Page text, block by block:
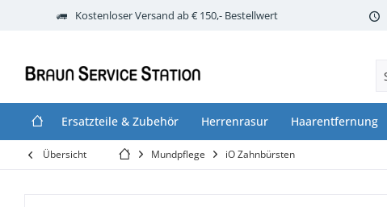
Kostenloser Versand ab € 150,- Bestellwert
Ersatzteile & Zubehör Herrenrasur Haarentfernung
Übersicht Mundpflege iO Zahnbürsten